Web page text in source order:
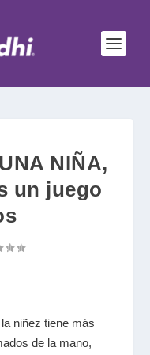
NIÑA,
un juego
niñez tiene más
de la mano,